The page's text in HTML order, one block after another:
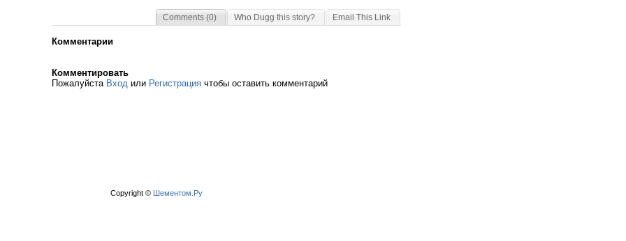
Comments (0) Who Dugg this story? Email This Link
Комментарии
Комментировать
Пожалуйста Вход или Регистрация чтобы оставить комментарий
Copyright © Шементом.Ру